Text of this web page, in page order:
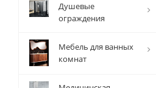
Душевые
ограждения
Мебель для ванных
комнат